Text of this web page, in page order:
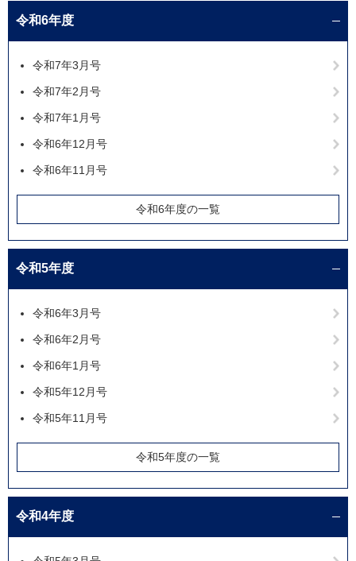
令和6年度
令和7年3月号
令和7年2月号
令和7年1月号
令和6年12月号
令和6年11月号
令和6年度の一覧
令和5年度
令和6年3月号
令和6年2月号
令和6年1月号
令和5年12月号
令和5年11月号
令和5年度の一覧
令和4年度